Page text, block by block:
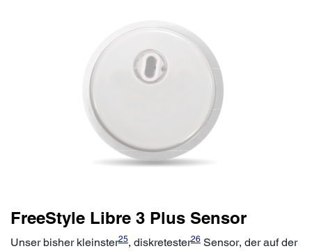
FreeStyle Libre 3 Plus Sensor
Unser bisher kleinster25, diskretester26 Sensor, der auf der